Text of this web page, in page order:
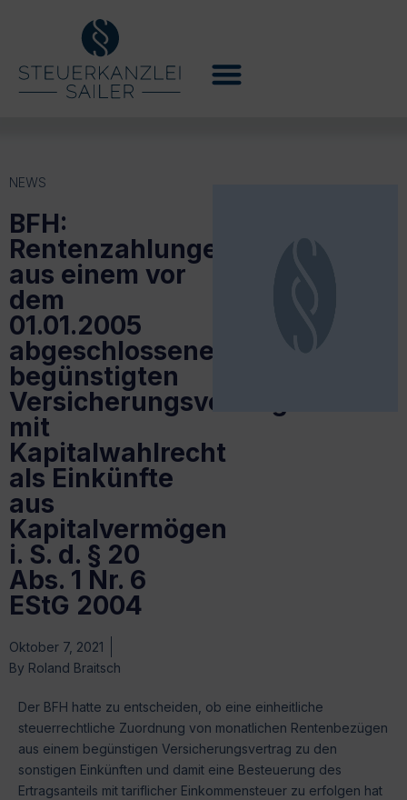
NEWS
BFH:
Rentenzahlungen
aus einem vor
dem
01.01.2005
abgeschlossenen
begünstigten
Versicherungsvertrag
mit
Kapitalwahlrecht
als Einkünfte
aus
Kapitalvermögen
i. S. d. § 20
Abs. 1 Nr. 6
EStG 2004
Oktober 7, 2021
By Roland Braitsch
Der BFH hatte zu entscheiden, ob eine einheitliche
steuerrechtliche Zuordnung von monatlichen Rentenbezügen
aus einem begünstigen Versicherungsvertrag zu den
sonstigen Einkünften und damit eine Besteuerung des
Ertragsanteils mit tariflicher Einkommensteuer zu erfolgen hat